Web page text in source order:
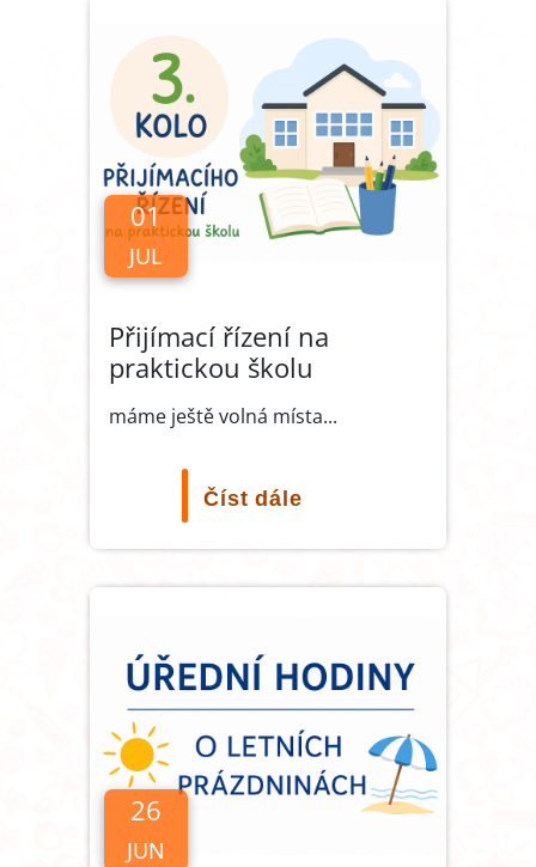
01
JUL
Přijímací řízení na
praktickou školu
máme ještě volná místa...
Číst dále
26
JUN